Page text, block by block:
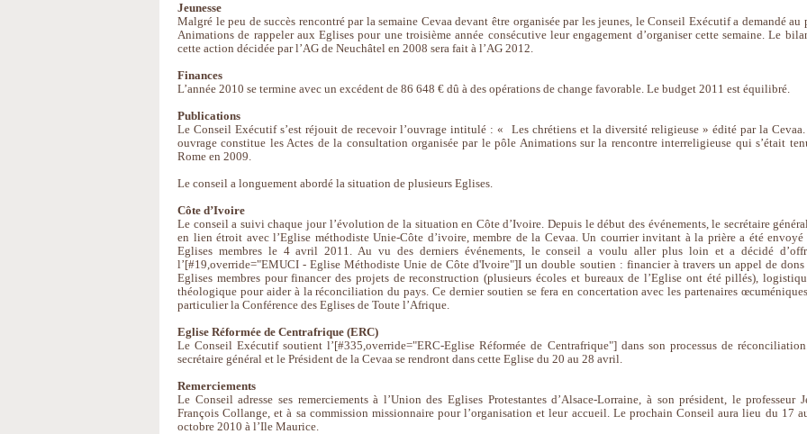
Jeunesse
Malgré le peu de succès rencontré par la semaine Cevaa devant être organisée par les jeunes, le Conseil Exécutif a demandé au
Animations de rappeler aux Eglises pour une troisième année consécutive leur engagement d’organiser cette semaine. Le
cette action décidée par l’AG de Neuchâtel en 2008 sera fait à l’AG 2012.
Finances
L’année 2010 se termine avec un excédent de 86 648 € dû à des opérations de change favorable. Le budget 2011 est équilibré.
Publications
Le Conseil Exécutif s’est réjouit de recevoir l’ouvrage intitulé : « Les chrétiens et la diversité religieuse » édité par la
ouvrage constitue les Actes de la consultation organisée par le pôle Animations sur la rencontre interreligieuse qui s’était
Rome en 2009.
Le conseil a longuement abordé la situation de plusieurs Eglises.
Côte d’Ivoire
Le conseil a suivi chaque jour l’évolution de la situation en Côte d’Ivoire. Depuis le début des événements, le secrétaire
en lien étroit avec l’Eglise méthodiste Unie-Côte d’ivoire, membre de la Cevaa. Un courrier invitant à la prière a été envoyé
Eglises membres le 4 avril 2011. Au vu des derniers événements, le conseil a voulu aller plus loin et a décidé
l’[#19,override="EMUCI - Eglise Méthodiste Unie de Côte d'Ivoire"]I un double soutien : financier à travers un appel de dons
Eglises membres pour financer des projets de reconstruction (plusieurs écoles et bureaux de l’Eglise ont été pillés),
théologique pour aider à la réconciliation du pays. Ce dernier soutien se fera en concertation avec les partenaires
particulier la Conférence des Eglises de Toute l’Afrique.
Eglise Réformée de Centrafrique (ERC)
Le Conseil Exécutif soutient l’[#335,override="ERC-Eglise Réformée de Centrafrique"] dans son processus de
secrétaire général et le Président de la Cevaa se rendront dans cette Eglise du 20 au 28 avril.
Remerciements
Le Conseil adresse ses remerciements à l’Union des Eglises Protestantes d’Alsace-Lorraine, à son président, le professeur
François Collange, et à sa commission missionnaire pour l’organisation et leur accueil. Le prochain Conseil aura lieu du 17
octobre 2010 à l’Ile Maurice.